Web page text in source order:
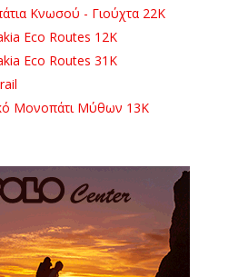
Κνωσού - Γιούχτα 22Κ
Eco Routes 12K
Eco Routes 31K
Μονοπάτι Μύθων 13Κ